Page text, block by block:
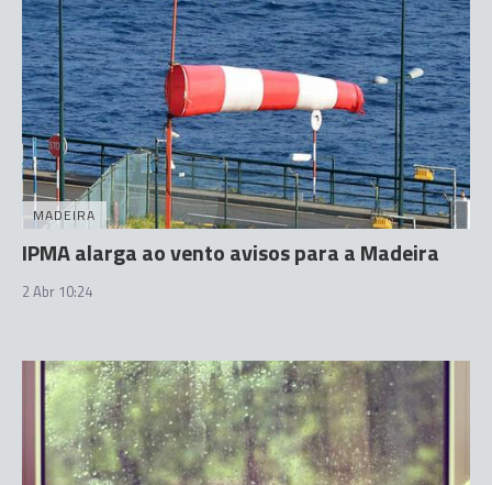
MADEIRA
IPMA alarga ao vento avisos para a Madeira
2 Abr 10:24